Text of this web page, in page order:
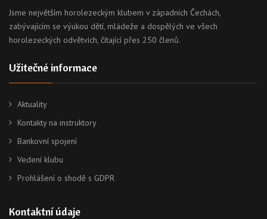
Jsme největším horolezeckým klubem v západních Čechách,
zabývajícím se výukou dětí, mládeže a dospělých ve všech
horolezeckých odvětvích, čítající přes 250 členů.
Užitečné informace
Aktuality
Kontakty na instruktory
Bankovní spojení
Vedení klubu
Prohlášení o shodě s GDPR
Kontaktní údaje